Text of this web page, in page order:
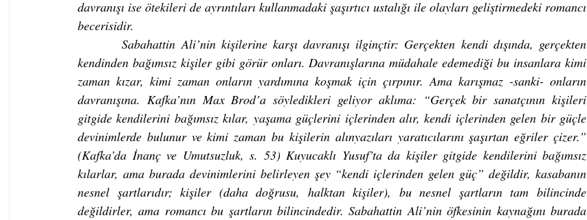
davranışı ise ötekileri de ayrıntıları kullanmadaki şaşırtıcı ustalığı ile olayları geliştirmedeki romancı
becerisidir.
Sabahattin Ali’nin kişilerine karşı davranışı ilginçtir: Gerçekten kendi dışında, gerçekten
kendinden bağımsız kişiler gibi görür onları. Davranışlarına müdahale edemediği bu insanlara kimi
zaman kızar, kimi zaman onların yardımına koşmak için çırpınır. Ama karışmaz -sanki- onların
davranışına. Kafka’nın Max Brod’a söyledikleri geliyor aklıma: “Gerçek bir sanatçının kişileri
gitgide kendilerini bağımsız kılar, yaşama güçlerini içlerinden alır, kendi içlerinden gelen bir güçle
devinimlerde bulunur ve kimi zaman bu kişilerin alınyazıları yaratıcılarını şaşırtan eğriler çizer.”
(Kafka’da İnanç ve Umutsuzluk, s. 53) Kuyucaklı Yusuf’ta da kişiler gitgide kendilerini bağımsız
kılarlar, ama burada devinimlerini belirleyen şey “kendi içlerinden gelen güç” değildir, kasabanın
nesnel şartlarıdır; kişiler (daha doğrusu, halktan kişiler), bu nesnel şartların tam bilincinde
değildirler, ama romancı bu şartların bilincindedir. Sabahattin Ali’nin öfkesinin kaynağını burada